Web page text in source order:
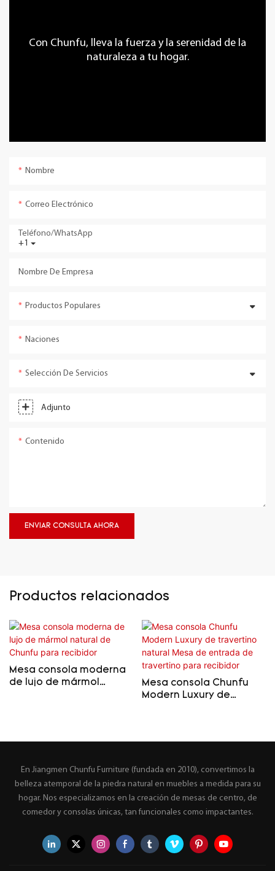
Con Chunfu, lleva la fuerza y ​​la serenidad de la
naturaleza a tu hogar.
Nombre
Correo Electrónico
+1
Teléfono/WhatsApp
Nombre De Empresa
Productos Populares
Naciones
Selección De Servicios
Adjunto
Contenido
ENVIAR CONSULTA AHORA
Productos relacionados
Mesa consola moderna
de lujo de mármol
Mesa consola Chunfu
Modern Luxury de
En Jiangmen Chunfu Furniture (fundada en 2010), convertimos la
belleza atemporal de la piedra natural en muebles a medida para su
hogar. Nos especializamos en la creación de mesas de centro, de
comedor y consolas únicas, tan funcionales como impactantes.